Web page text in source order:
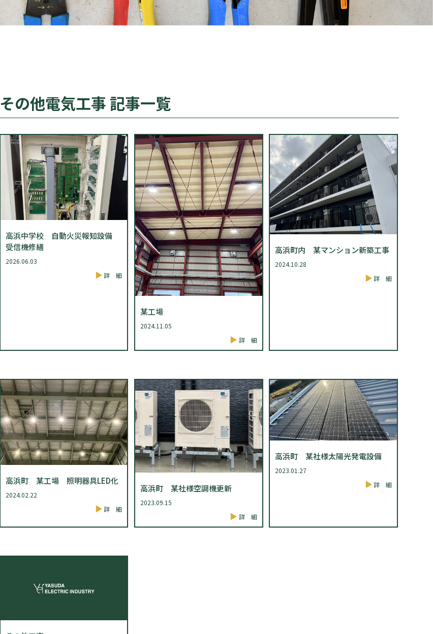
その他電気工事 記事一覧
高浜中学校 自動火災報知設備
受信機修繕
2026.06.03
詳 細
某工場
2024.11.05
詳 細
高浜町内 某マンション新築工事
2024.10.28
詳 細
高浜町 某工場 照明器具LED化
2024.02.22
詳 細
高浜町 某社様空調機更新
2023.09.15
詳 細
高浜町 某社様太陽光発電設備
2023.01.27
詳 細